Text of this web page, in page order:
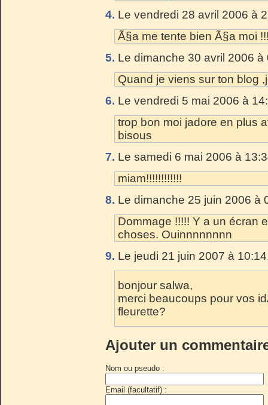
4. Le vendredi 28 avril 2006 à
Ã§a me tente bien Ã§a moi
5. Le dimanche 30 avril 2006
Quand je viens sur ton blog
6. Le vendredi 5 mai 2006 à
trop bon moi jadore en plus
bisous
7. Le samedi 6 mai 2006 à
miam!!!!!!!!!!!!
8. Le dimanche 25 juin 2006 à
Dommage !!!!! Y a un écran
choses. Ouinnnnnnnn
9. Le jeudi 21 juin 2007 à
bonjour salwa,
merci beaucoups pour vos
fleurette?
Ajouter un
Nom ou pseudo :
Email (facultatif) :